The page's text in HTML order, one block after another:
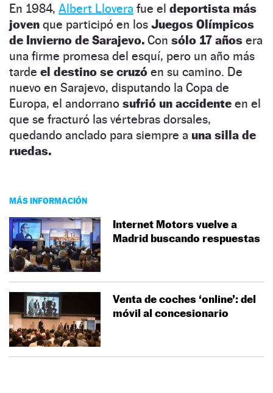
En 1984, Albert Llovera fue el deportista más
joven que participó en los Juegos Olímpicos
de Invierno de Sarajevo. Con sólo 17 años era
una firme promesa del esquí, pero un año más
tarde el destino se cruzó en su camino. De
nuevo en Sarajevo, disputando la Copa de
Europa, el andorrano sufrió un accidente en el
que se fracturó las vértebras dorsales,
quedando anclado para siempre a una silla de
ruedas.
MÁS INFORMACIÓN
Internet Motors vuelve a
Madrid buscando respuestas
Venta de coches ‘online’: del
móvil al concesionario